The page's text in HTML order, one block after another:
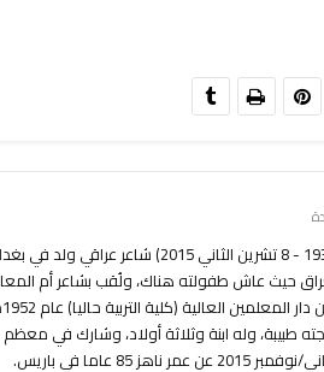
الشاعر عبد الرزاق عبد الواحد (1 تموز 1930 - 8 تشرين
حيث عاش طفولته هناك، ولُقب بشاعر أم
طبيبة، وله ابنة وثلاثة أولاد، وشارك في